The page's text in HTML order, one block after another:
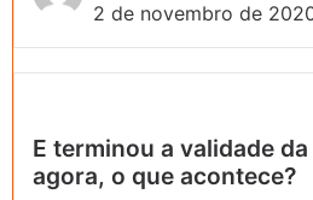
2 de novembro de
E terminou a validade
agora, o que acontece?